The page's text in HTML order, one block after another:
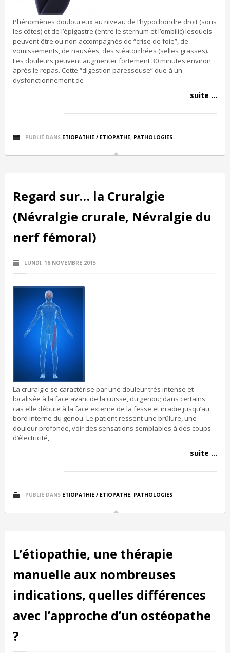
Phénomènes douloureux au niveau de l’hypochondre droit (sous
les côtes) et de l’épigastre (entre le sternum et l’ombilic) lesquels
peuvent être ou non accompagnés de “crise de foie”, de
vomissements, de nausées, des stéatorrhées (selles grasses).
Les douleurs peuvent augmenter fortement 30 minutes environ
après le repas. Cette “digestion paresseuse” due à un
dysfonctionnement de
suite ...
PUBLIÉ DANS ETIOPATHIE / ETIOPATHE, PATHOLOGIES
Regard sur… la Cruralgie
(Névralgie crurale, Névralgie du
nerf fémoral)
LUNDI, 16 NOVEMBRE 2015
La cruralgie se caractérise par une douleur très intense et
localisée à la face avant de la cuisse, du genou; dans certains
cas elle débute à la face externe de la fesse et irradie jusqu’au
bord interne du genou. Le patient ressent une brûlure, une
douleur profonde, voir des sensations semblables à des coups
d’électricité,
suite ...
PUBLIÉ DANS ETIOPATHIE / ETIOPATHE, PATHOLOGIES
L’étiopathie, une thérapie
manuelle aux nombreuses
indications, quelles différences
avec l’approche d’un ostéopathe
?